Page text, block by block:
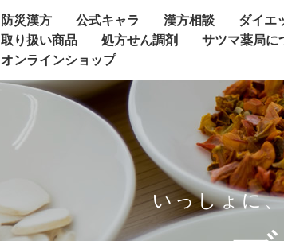
防災漢方 公式キャラ 漢方相談 ダイエ
取り扱い商品
処方せん調剤 サツマ薬局に
オンラインショップ
いっしょに